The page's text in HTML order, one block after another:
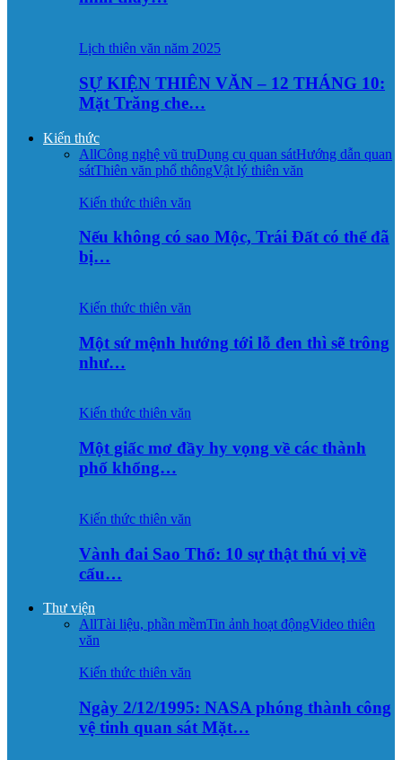
Lịch thiên văn năm 2025
SỰ KIỆN THIÊN VĂN – 12 THÁNG 10:
Mặt Trăng che…
Kiến thức
AllCông nghệ vũ trụDụng cụ quan sátHướng dẫn quan
sátThiên văn phổ thôngVật lý thiên văn
Kiến thức thiên văn
Nếu không có sao Mộc, Trái Đất có thể đã
bị…
Kiến thức thiên văn
Một sứ mệnh hướng tới lỗ đen thì sẽ trông
như…
Kiến thức thiên văn
Một giấc mơ đầy hy vọng về các thành
phố khổng…
Kiến thức thiên văn
Vành đai Sao Thổ: 10 sự thật thú vị về
cấu…
Thư viện
AllTài liệu, phần mềmTin ảnh hoạt độngVideo thiên
văn
Kiến thức thiên văn
Ngày 2/12/1995: NASA phóng thành công
vệ tinh quan sát Mặt…